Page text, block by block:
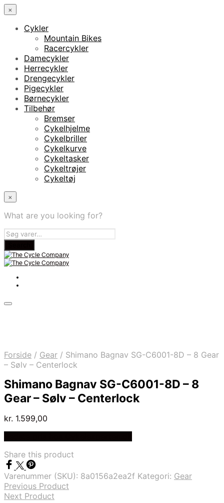
×
Cykler
Mountain Bikes
Racercykler
Damecykler
Herrecykler
Drengecykler
Pigecykler
Børnecykler
Tilbehør
Bremser
Cykelhjelme
Cykelbriller
Cykelkurve
Cykeltasker
Cykeltrøjer
Cykeltøj
×
What are you looking for?
Forside / Gear / Shimano Bagnav SG-C6001-8D – 8 Gear
– Sølv – Centerlock
Shimano Bagnav SG-C6001-8D – 8
Gear – Sølv – Centerlock
kr. 1.599,00
Share this product
Varenummer (SKU): 8a0156a2ea2f Kategori: Gear
Previous Product
Next Product